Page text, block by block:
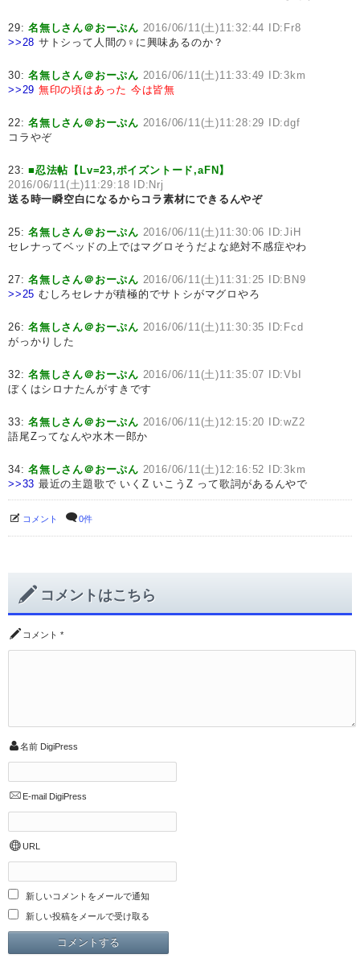
29:名無しさん＠おーぷん 2016/06/11(土)11:32:44 ID:Fr8
>>28 サトシって人間の♀に興味あるのか？
30:名無しさん＠おーぷん 2016/06/11(土)11:33:49 ID:3km
>>29 無印の頃はあった 今は皆無
22:名無しさん＠おーぷん 2016/06/11(土)11:28:29 ID:dgf
コラやぞ
23:■忍法帖【Lv=23,ポイズントード,aFN】
2016/06/11(土)11:29:18 ID:Nrj
送る時一瞬空白になるからコラ素材にできるんやぞ
25:名無しさん＠おーぷん 2016/06/11(土)11:30:06 ID:JiH
セレナってベッドの上ではマグロそうだよな絶対不感症やわ
27:名無しさん＠おーぷん 2016/06/11(土)11:31:25 ID:BN9
>>25 むしろセレナが積極的でサトシがマグロやろ
26:名無しさん＠おーぷん 2016/06/11(土)11:30:35 ID:Fcd
がっかりした
32:名無しさん＠おーぷん 2016/06/11(土)11:35:07 ID:VbI
ぼくはシロナたんがすきです
33:名無しさん＠おーぷん 2016/06/11(土)12:15:20 ID:wZ2
語尾Zってなんや水木一郎か
34:名無しさん＠おーぷん 2016/06/11(土)12:16:52 ID:3km
>>33 最近の主題歌で いくZ いこうZ って歌詞があるんやで
コメント 0件
コメントはこちら
コメント *
名前 DigiPress
E-mail DigiPress
URL
新しいコメントをメールで通知
新しい投稿をメールで受け取る